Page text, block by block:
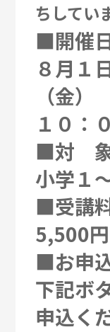
ちしてい
■開催
８月１
（金）
１０：
■対
小学１
■受講
5,500円
■お申
下記ボ
申込く